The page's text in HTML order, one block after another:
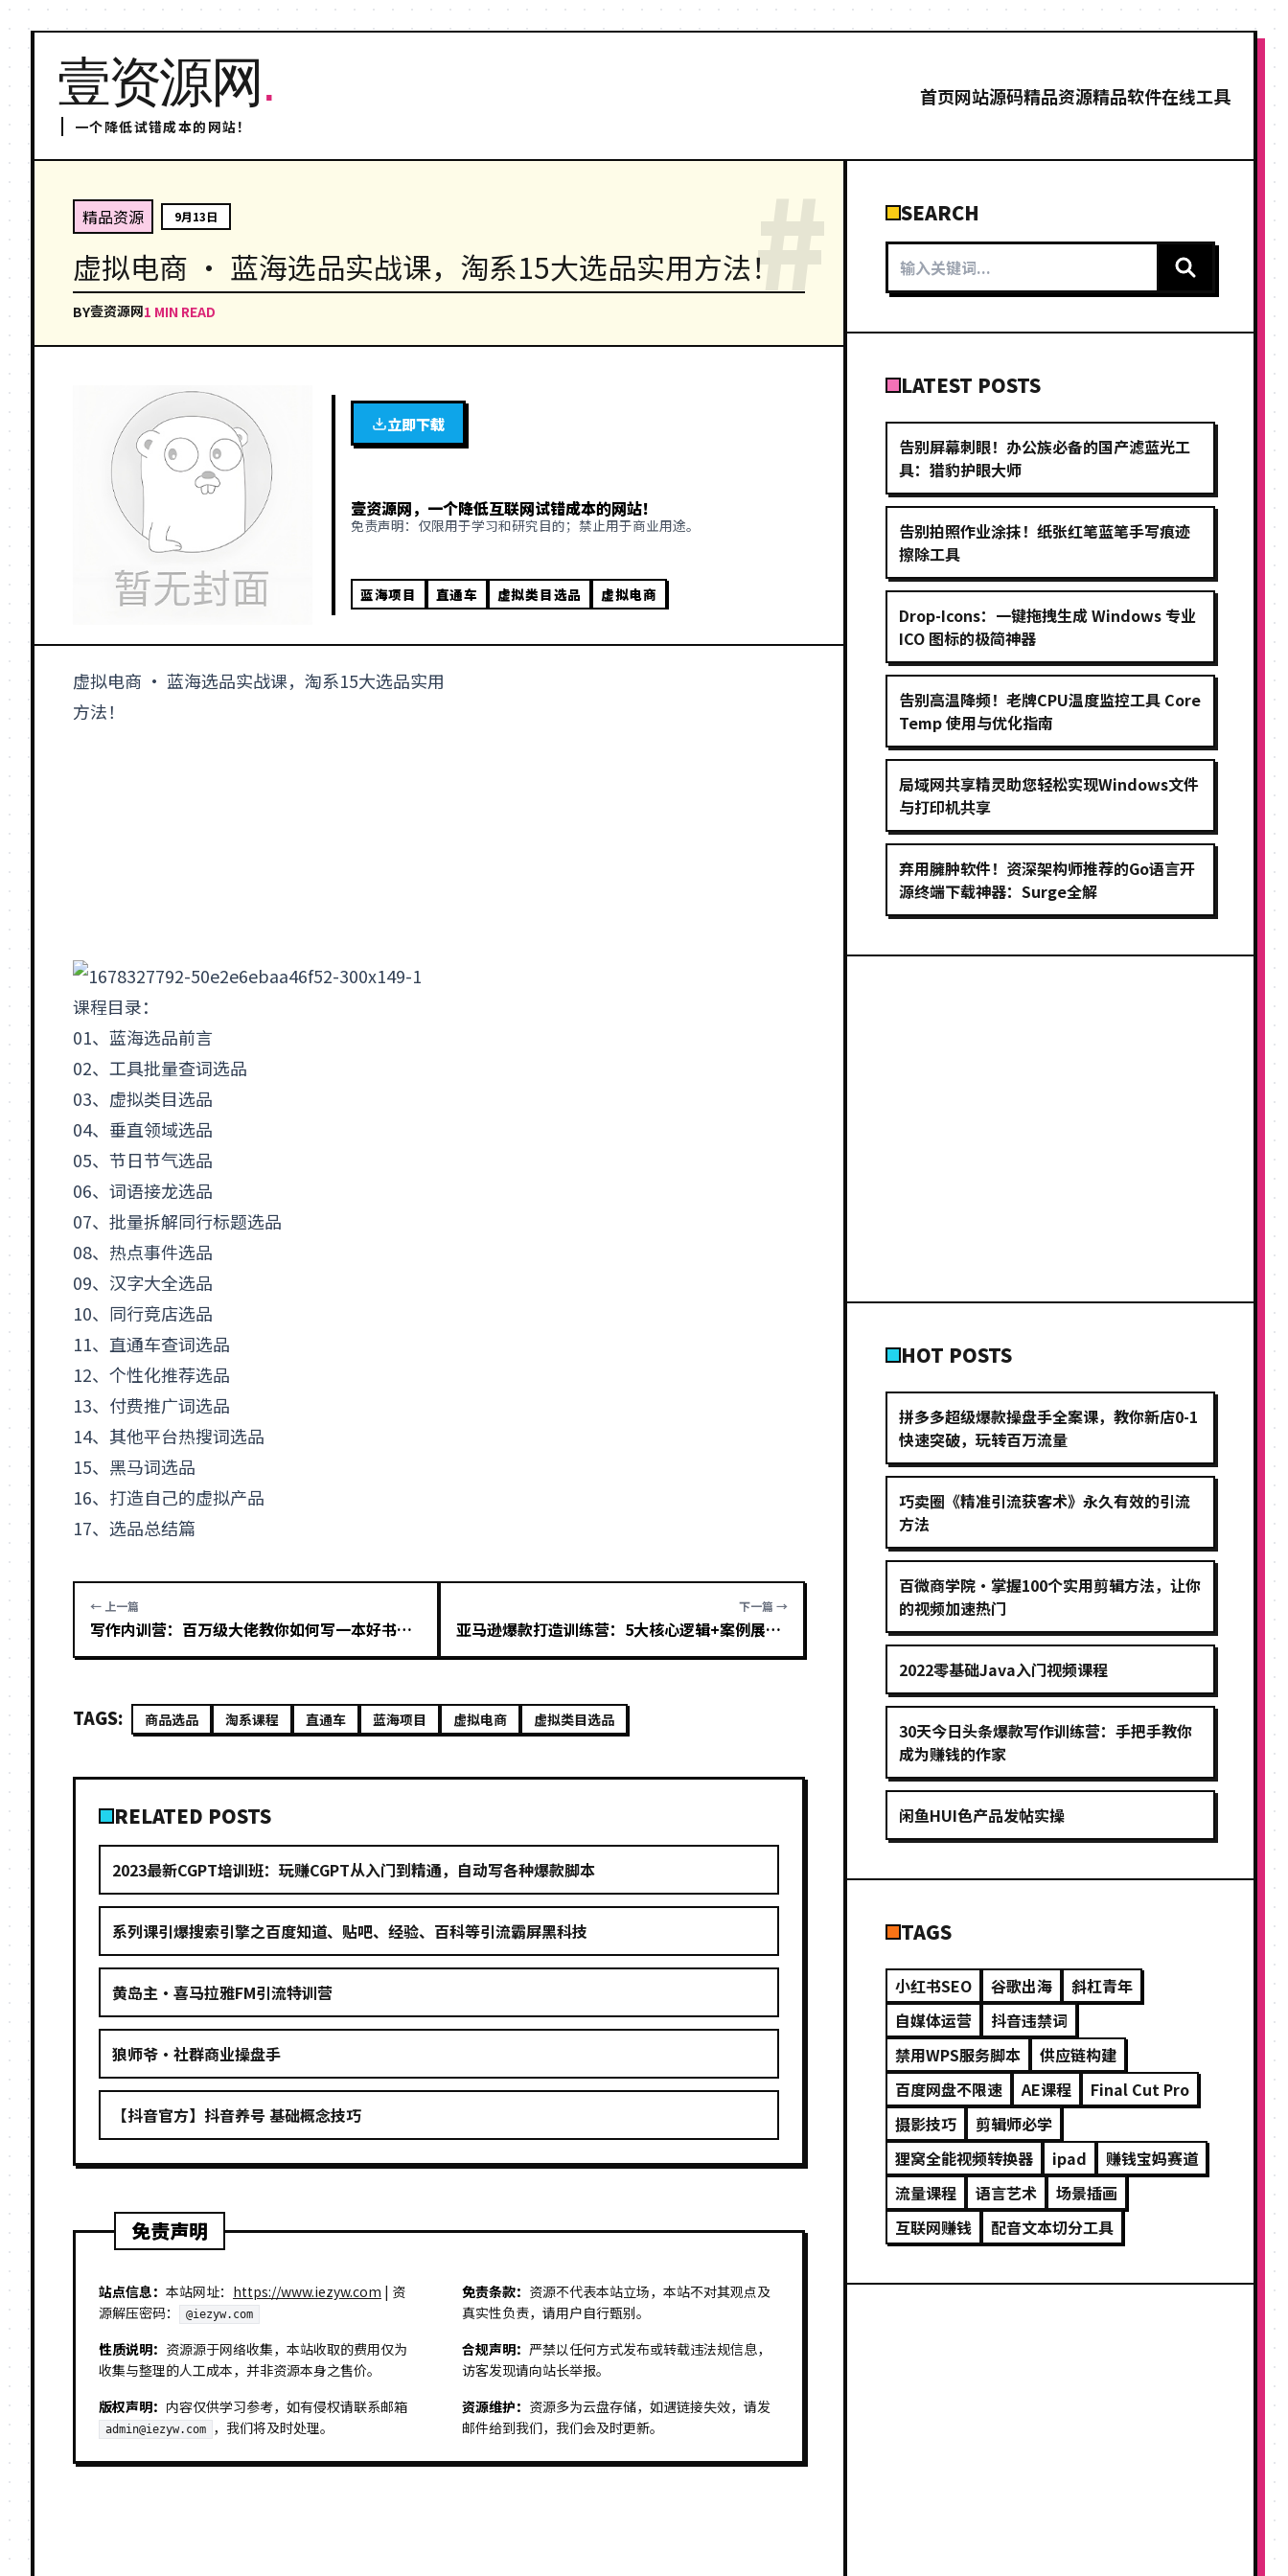
壹资源网.
一个降低试错成本的网站！
首页网站源码精品资源精品软件在线工具
#
精品资源 9月13日
虚拟电商 · 蓝海选品实战课，淘系15大选品实用方法！
BY壹资源网1 MIN READ
立即下载
壹资源网，一个降低互联网试错成本的网站！
免责声明：仅限用于学习和研究目的；禁止用于商业用途。
蓝海项目 直通车 虚拟类目选品 虚拟电商
虚拟电商 · 蓝海选品实战课，淘系15大选品实用
方法！
课程目录：
01、蓝海选品前言
02、工具批量查词选品
03、 虚拟类目选品
04、垂直领域选品
05、节日节气选品
06、词语接龙选品
07、批量拆解同行标题选品
08、热点事件选品
09、汉字大全选品
10、同行竞店选品
11、 直通车查词选品
12、个性化推荐选品
13、付费推广词选品
14、其他平台热搜词选品
15、黑马词选品
16、打造自己的虚拟产品
17、选品总结篇
← 上一篇
写作内训营：百万级大佬教你如何写一本好书，再把这本书卖爆！
下一篇 →
亚马逊爆款打造训练营：5大核心逻辑+案例展示 打造爆款链接 高效 省钱 稳定
TAGS: 商品选品 淘系课程 直通车 蓝海项目 虚拟电商 虚拟类目选品
RELATED POSTS
2023最新CGPT培训班：玩赚CGPT从入门到精通，自动写各种爆款脚本
系列课引爆搜索引擎之百度知道、贴吧、经验、百科等引流霸屏黑科技
黄岛主·喜马拉雅FM引流特训营
狼师爷·社群商业操盘手
【抖音官方】抖音养号 基础概念技巧
免责声明
站点信息： 本站网址： https://www.iezyw.com | 资
源解压密码：
@iezyw.com
性质说明： 资源源于网络收集，本站收取的费用仅为
收集与整理的人工成本，并非资源本身之售价。
版权声明： 内容仅供学习参考，如有侵权请联系邮箱
admin@iezyw.com ，我们将及时处理。
免责条款： 资源不代表本站立场，本站不对其观点及
真实性负责，请用户自行甄别。
合规声明： 严禁以任何方式发布或转载违法规信息，
访客发现请向站长举报。
资源维护： 资源多为云盘存储，如遇链接失效，请发
邮件给到我们，我们会及时更新。
SEARCH
LATEST POSTS
告别屏幕刺眼！办公族必备的国产滤蓝光工
具：猎豹护眼大师
告别拍照作业涂抹！纸张红笔蓝笔手写痕迹
擦除工具
Drop-Icons：一键拖拽生成 Windows 专业
ICO 图标的极简神器
告别高温降频！老牌CPU温度监控工具 Core
Temp 使用与优化指南
局域网共享精灵助您轻松实现Windows文件
与打印机共享
弃用臃肿软件！资深架构师推荐的Go语言开
源终端下载神器：Surge全解
HOT POSTS
拼多多超级爆款操盘手全案课，教你新店0-1
快速突破，玩转百万流量
巧卖圈《精准引流获客术》永久有效的引流
方法
百微商学院·掌握100个实用剪辑方法，让你
的视频加速热门
2022零基础Java入门视频课程
30天今日头条爆款写作训练营：手把手教你
成为赚钱的作家
闲鱼HUI色产品发帖实操
TAGS
小红书SEO 谷歌出海
斜杠青年
自媒体运营
抖音违禁词
禁用WPS服务脚本
供应链构建
百度网盘不限速
AE课程
Final Cut Pro
摄影技巧
剪辑师必学
狸窝全能视频转换器
ipad
赚钱宝妈赛道
流量课程
语言艺术
场景插画
互联网赚钱
配音文本切分工具